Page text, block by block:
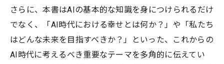
さらに、本書はAIの基本的な知識を身につけられるだけ
でなく、「AI時代における幸せとは何か？」や「私たち
はどんな未来を目指すべきか？」といった、これからの
AI時代に考えるべき重要なテーマを多角的に伝えてい